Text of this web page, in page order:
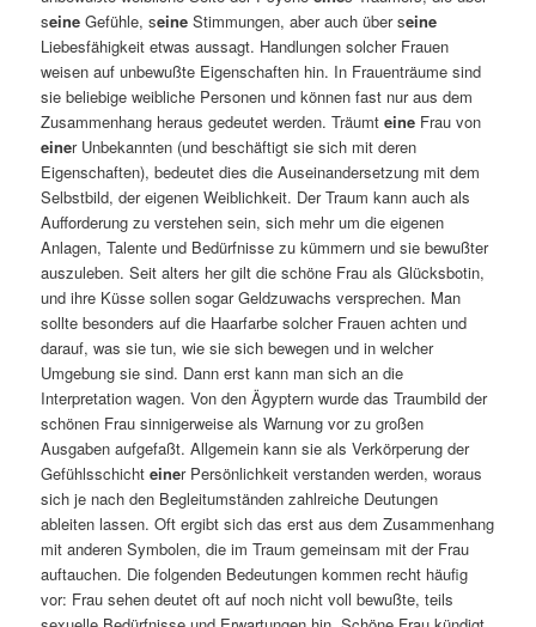
seine Gefühle, seine Stimmungen, aber auch über seine
Liebesfähigkeit etwas aussagt. Handlungen solcher Frauen
weisen auf unbewußte Eigenschaften hin. In Frauenträume sind
sie beliebige weibliche Personen und können fast nur aus dem
Zusammenhang heraus gedeutet werden. Träumteine Frau von
einer Unbekannten (und beschäftigt sie sich mit deren
Eigenschaften), bedeutet dies die Auseinandersetzung mit dem
Selbstbild, der eigenen Weiblichkeit. Der Traum kann auch als
Aufforderung zu verstehen sein, sich mehr um die eigenen
Anlagen, Talente und Bedürfnisse zu kümmern und sie bewußter
auszuleben. Seit alters her gilt die schöne Frau als Glücksbotin,
und ihre Küsse sollen sogar Geldzuwachs versprechen. Man
sollte besonders auf die Haarfarbe solcher Frauen achten und
darauf, was sie tun, wie sie sich bewegen und in welcher
Umgebung sie sind. Dann erst kann man sich an die
Interpretation wagen. Von den Ägyptern wurde das Traumbild der
schönen Frau sinnigerweise als Warnung vor zu großen
Ausgaben aufgefaßt. Allgemein kann sie als Verkörperung der
Gefühlsschichteiner Persönlichkeit verstanden werden, woraus
sich je nach den Begleitumständen zahlreiche Deutungen
ableiten lassen. Oft ergibt sich das erst aus dem Zusammenhang
mit anderen Symbolen, die im Traum gemeinsam mit der Frau
auftauchen. Die folgenden Bedeutungen kommen recht häufig
vor: Frau sehen deutet oft auf noch nicht voll bewußte, teils